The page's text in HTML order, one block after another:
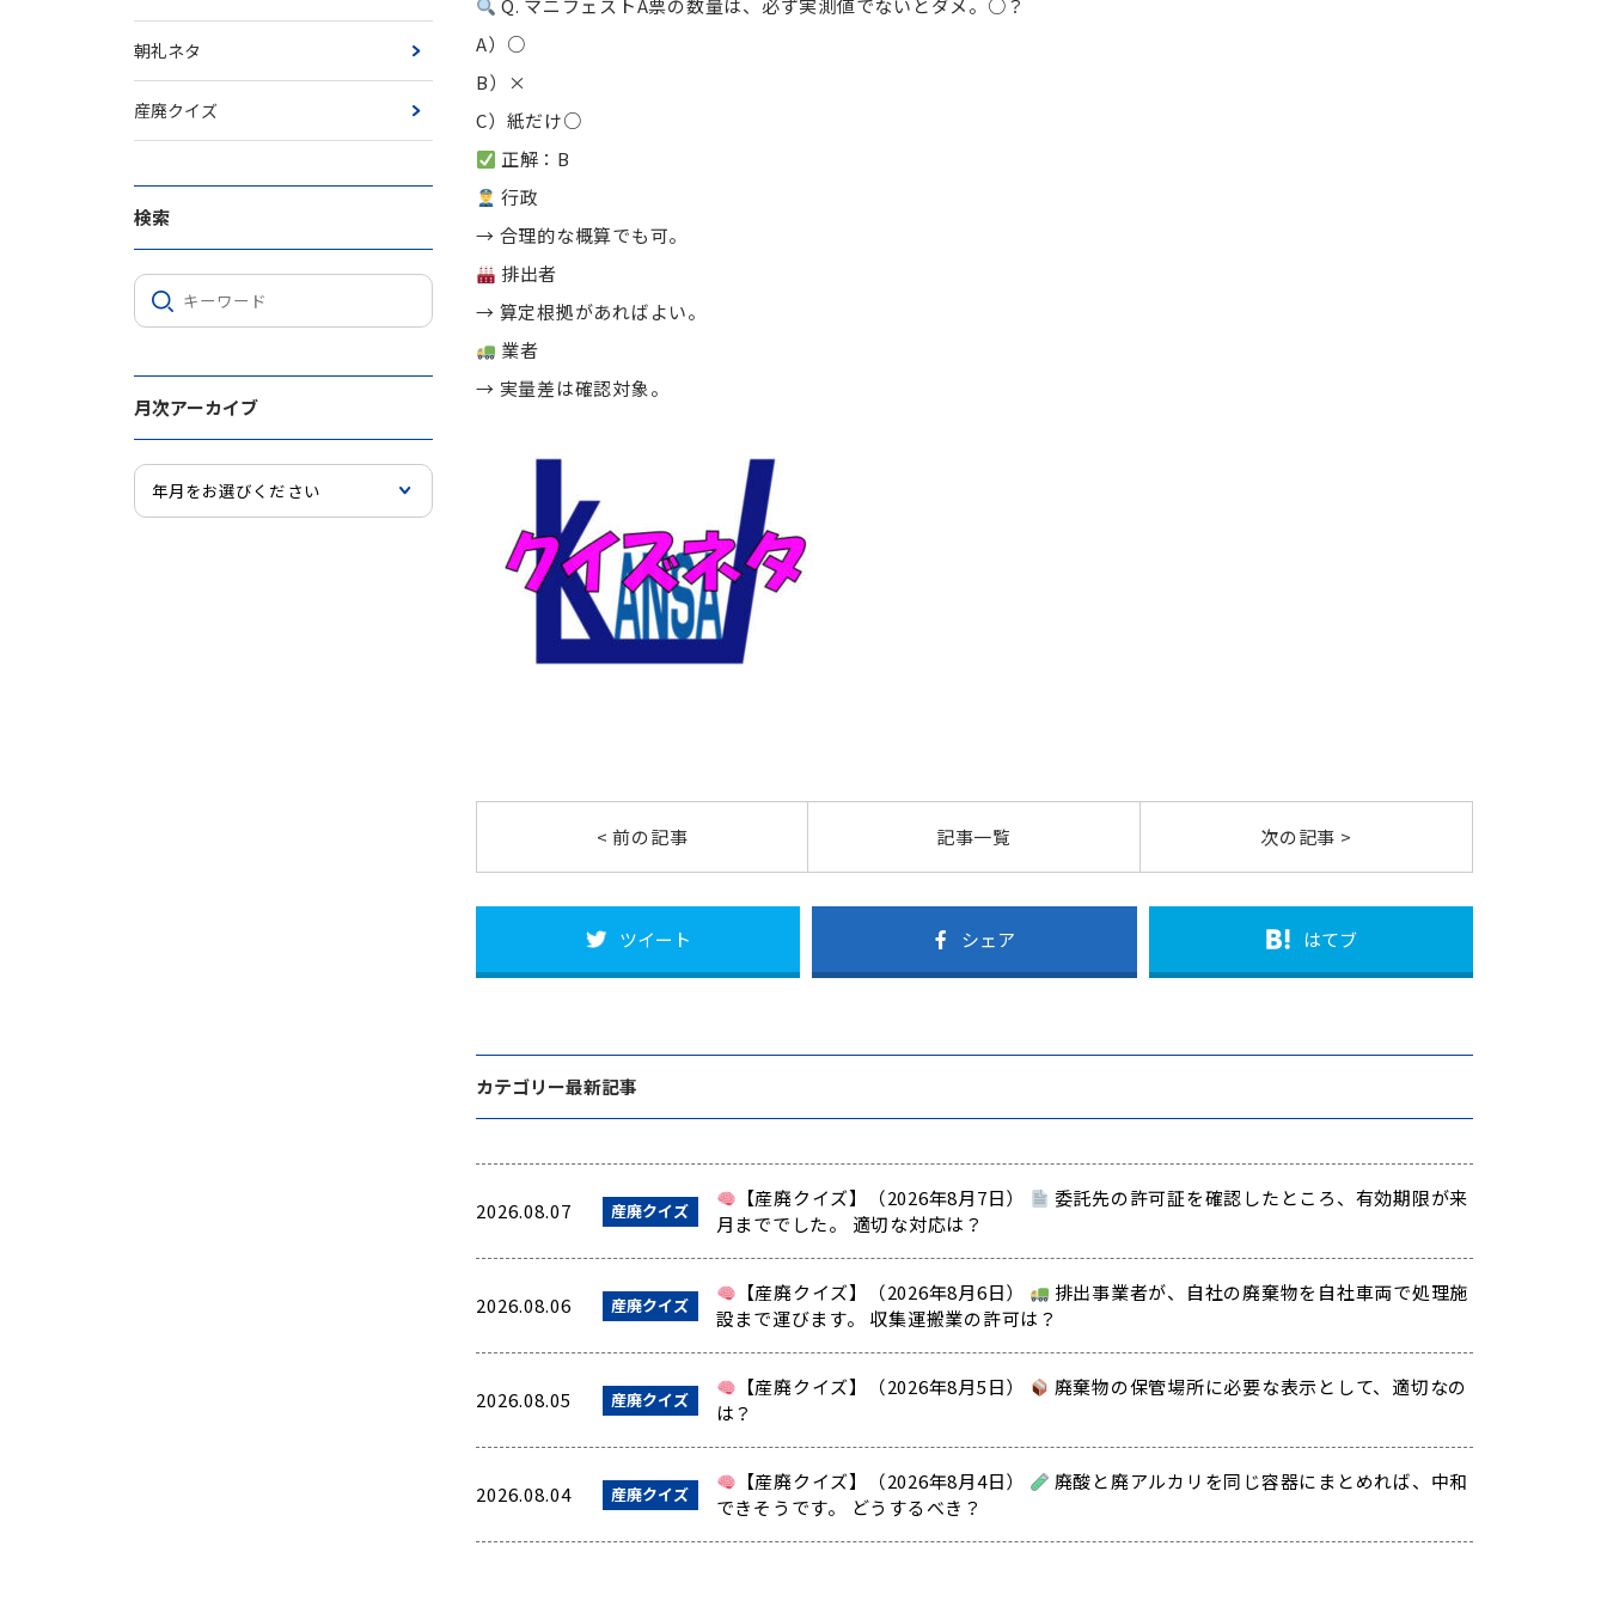
朝礼ネタ
産廃クイズ
検索
月次アーカイブ
Q. マニフェストA票の数量は、必ず実測値でないとダメ。○？
A）○
B）×
C）紙だけ○
正解：B
行政
→ 合理的な概算でも可。
排出者
→ 算定根拠があればよい。
業者
→ 実量差は確認対象。
< 前の記事 記事一覧 次の記事 >
ツイート シェア はてブ
カテゴリー最新記事
2026.08.07 産廃クイズ 【産廃クイズ】（2026年8月7日）
委託先の許可証を確認したところ、有効期限が来
月まででした。 適切な対応は？
2026.08.06 産廃クイズ 【産廃クイズ】（2026年8月6日）
排出事業者が、自社の廃棄物を自社車両で処理施
設まで運びます。 収集運搬業の許可は？
2026.08.05 産廃クイズ 【産廃クイズ】（2026年8月5日）
廃棄物の保管場所に必要な表示として、適切なの
は？
2026.08.04 産廃クイズ 【産廃クイズ】（2026年8月4日）
廃酸と廃アルカリを同じ容器にまとめれば、中和
できそうです。 どうするべき？